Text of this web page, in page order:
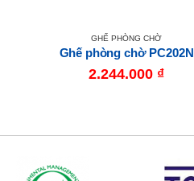
GHẾ PHÒNG CHỜ
Ghế phòng chờ PC202N
2.244.000 ₫